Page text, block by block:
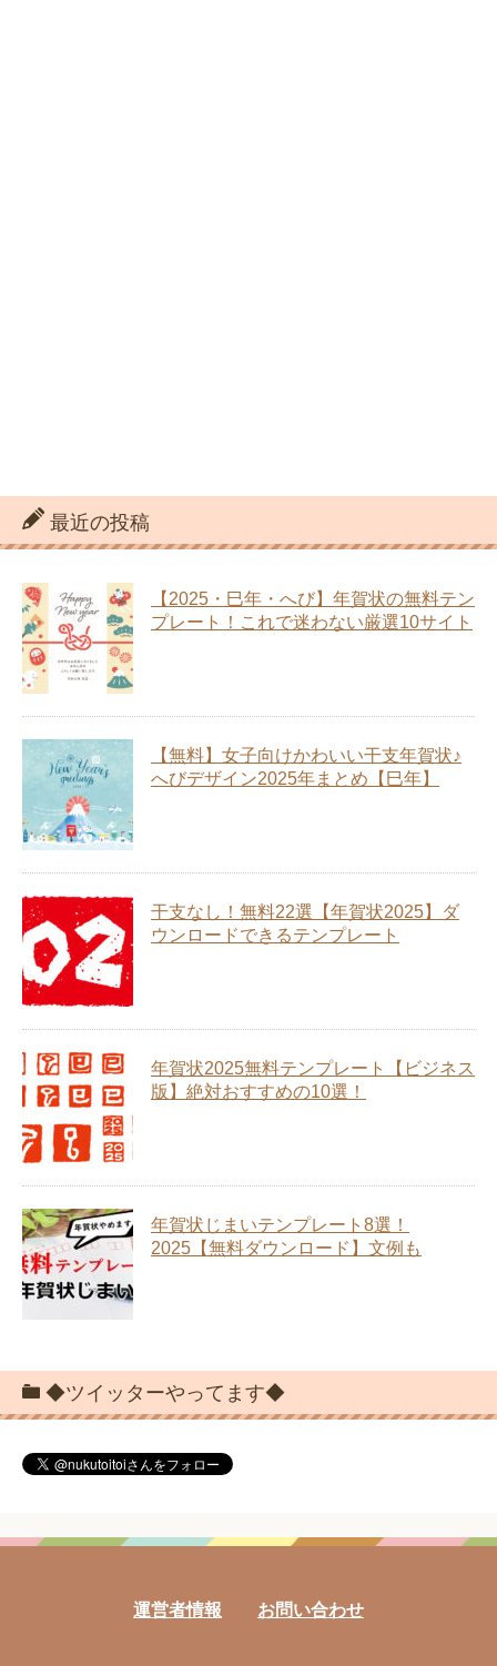
最近の投稿
【2025・巳年・へび】年賀状の無料テン
プレート！これで迷わない厳選10サイト
【無料】女子向けかわいい干支年賀状♪
へびデザイン2025年まとめ【巳年】
干支なし！無料22選【年賀状2025】ダ
ウンロードできるテンプレート
年賀状2025無料テンプレート【ビジネス
版】絶対おすすめの10選！
年賀状じまいテンプレート8選！
2025【無料ダウンロード】文例も
◆ツイッターやってます◆
運営者情報 お問い合わせ